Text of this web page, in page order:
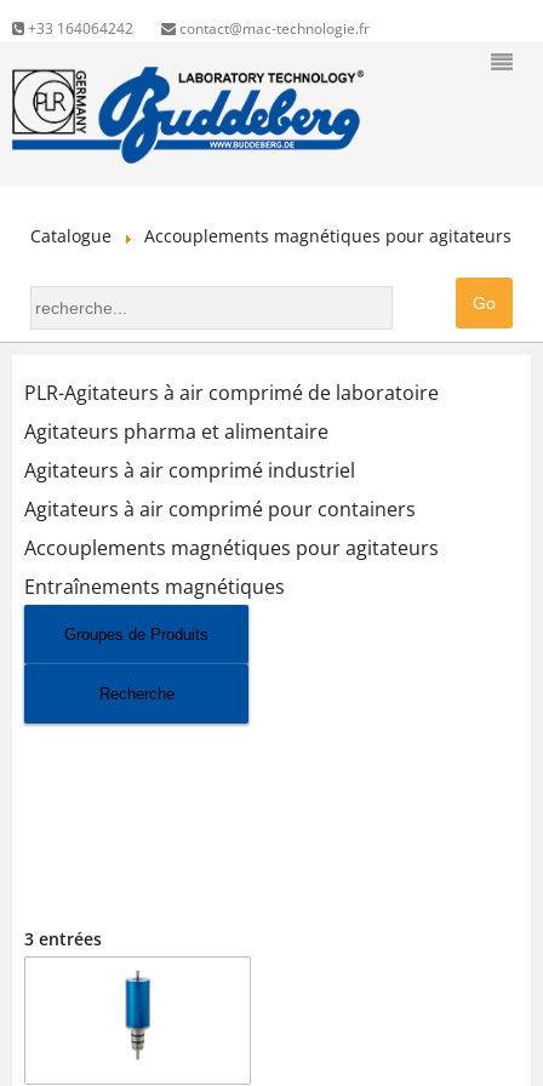
+33 164064242 contact@mac-technologie.fr
Catalogue Accouplements magnétiques pour agitateurs
PLR-Agitateurs à air comprimé de laboratoire
Agitateurs pharma et alimentaire
Agitateurs à air comprimé industriel
Agitateurs à air comprimé pour containers
Accouplements magnétiques pour agitateurs
Entraînements magnétiques
Groupes de Produits
Recherche
3 entrées